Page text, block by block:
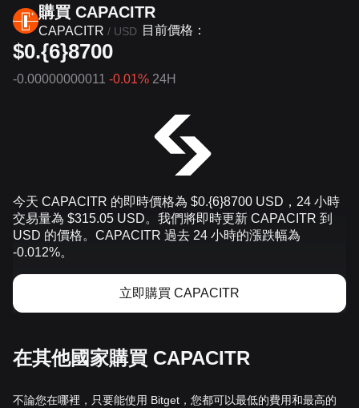
購買 CAPACITR
CAPACITR / USD 目前價格：
$0.{6}8700
-0.00000000011 -0.01% 24H
今天 CAPACITR 的即時價格為 $0.{​6}8700 USD，24 小時
交易量為 $315.05 USD。我們將即時更新 CAPACITR 到
USD 的價格。CAPACITR 過去 24 小時的漲跌幅為
-0.012%。
立即購買 CAPACITR
在其他國家購買 CAPACITR
不論您在哪裡，只要能使用 Bitget，您都可以最低的費用和最高的